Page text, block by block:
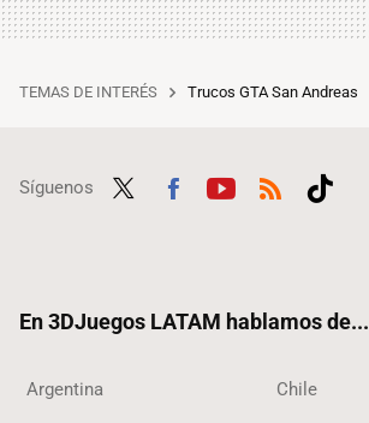
TEMAS DE INTERÉS Trucos GTA San Andreas
Síguenos
En 3DJuegos LATAM hablamos de...
Argentina Chile